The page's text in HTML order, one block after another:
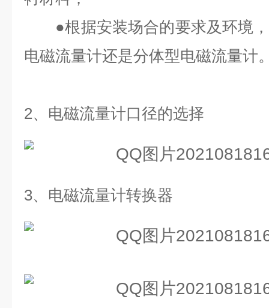
●根据安装场合的要求及环境
电磁流量计还是分体型电磁流量计
2、 电磁流量计口径的选择
3、 电磁流量计转换器